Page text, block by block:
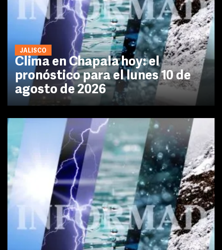
JALISCO
Clima en Chapala hoy: el
pronóstico para el lunes 10 de
agosto de 2026